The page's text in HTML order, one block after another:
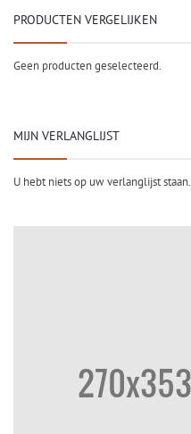
PRODUCTEN VERGELIJKEN
Geen producten geselecteerd.
MIJN VERLANGLIJST
U hebt niets op uw verlanglijst staan.